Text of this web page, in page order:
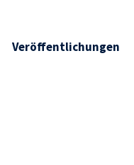
Veröffentlichungen